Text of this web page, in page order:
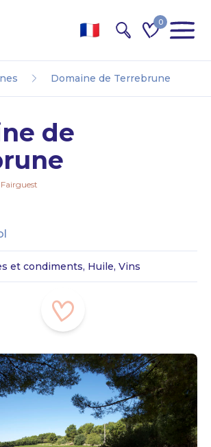
0
Domaine de Terrebrune
de
et condiments, Huile, Vins